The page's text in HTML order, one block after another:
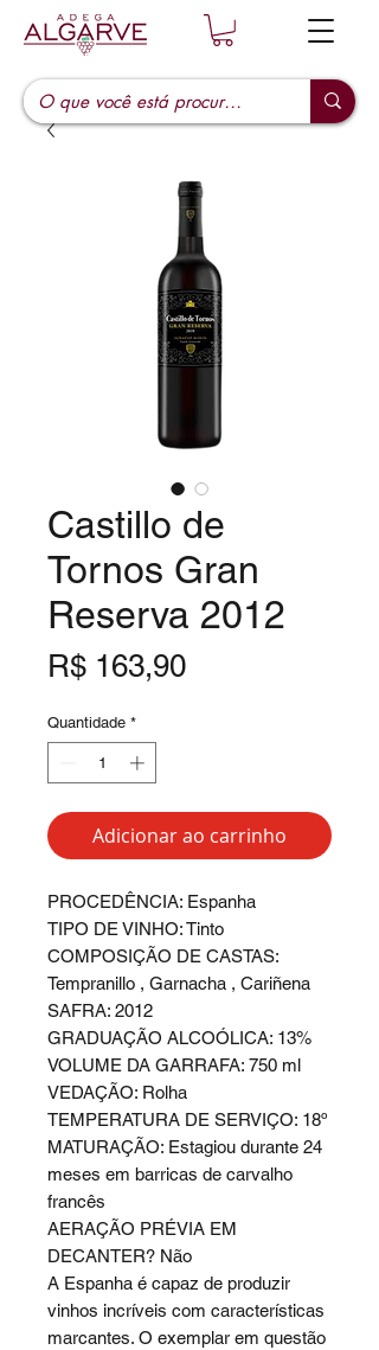
Castillo de
Tornos Gran
Reserva 2012
R$ 163,90Preço
Quantidade *
Adicionar ao carrinho
PROCEDÊNCIA: Espanha
TIPO DE VINHO: Tinto
COMPOSIÇÃO DE CASTAS:
Tempranillo , Garnacha , Cariñena
SAFRA: 2012
GRADUAÇÃO ALCOÓLICA: 13%
VOLUME DA GARRAFA: 750 ml
VEDAÇÃO: Rolha
TEMPERATURA DE SERVIÇO: 18º
MATURAÇÃO: Estagiou durante 24
meses em barricas de carvalho
francês
AERAÇÃO PRÉVIA EM
DECANTER? Não
A Espanha é capaz de produzir
vinhos incríveis com características
marcantes. O exemplar em questão